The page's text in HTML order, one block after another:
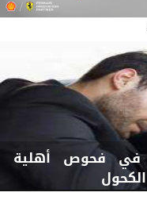
في فحوص أهلية